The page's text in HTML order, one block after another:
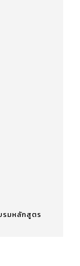
รมหลักสูตร